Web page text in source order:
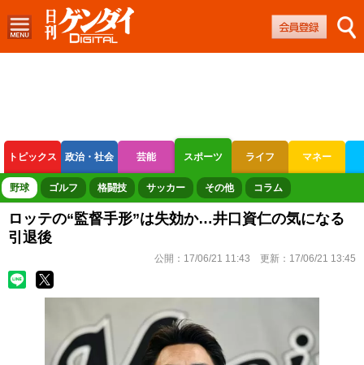
トピックス 政治・社会 芸能 スポーツ ライフ マネー
ボートレース 競輪 オートレース
野球 ゴルフ 格闘技 サッカー その他 コラム
ロッテの“監督手形”は失効か…井口資仁の気になる
引退後
公開： 17/06/21 11:43 更新： 17/06/21 13:45